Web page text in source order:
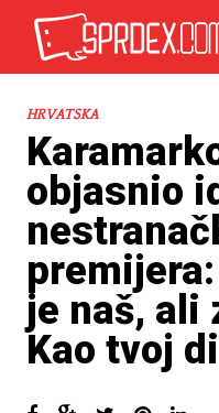
HRVATSKA
objasnio
je naš, ali
Kao tvoj